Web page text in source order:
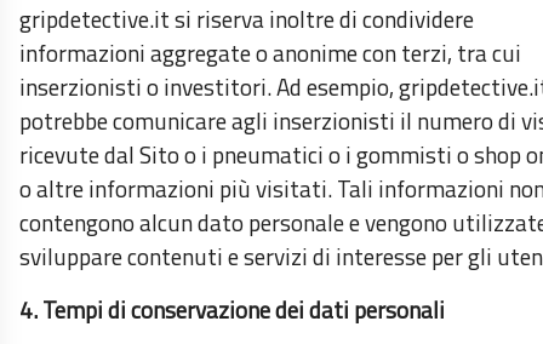
gripdetective.it si riserva inoltre di condividere
informazioni aggregate o anonime con terzi, tra cui
inserzionisti o investitori. Ad esempio,
potrebbe comunicare agli inserzionisti il numero di
ricevute dal Sito o i pneumatici o i gommisti o shop
o altre informazioni più visitati. Tali informazioni
contengono alcun dato personale e vengono
sviluppare contenuti e servizi di interesse per gli
4. Tempi di conservazione dei dati personali